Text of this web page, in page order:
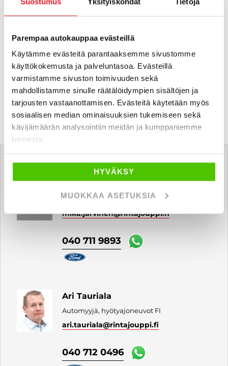
Parempaa autokauppaa evästeillä
Käytämme evästeitä parantaaksemme sivustomme
käyttökokemusta ja palveluntasoa. Evästeillä
varmistamme sivuston toimivuuden sekä
mahdollistamme sinulle räätälöidympien sisältöjen ja
tarjousten vastaanottamisen. Evästeitä käytetään myös
sosiaalisen median ominaisuuksien tukemiseen sekä
kävijämäärän analysointiin meidän ja kumppaniemme
toimesta.
HYVÄKSY
MUOKKAA ASETUKSIA
Mika Järvinen
Automyyjä, hyötyajoneuvot FI
mika.jarvinen@rintajouppi.fi
040 711 9893
Ari Tauriala
Automyyjä, hyötyajoneuvot FI
ari.tauriala@rintajouppi.fi
040 712 0496